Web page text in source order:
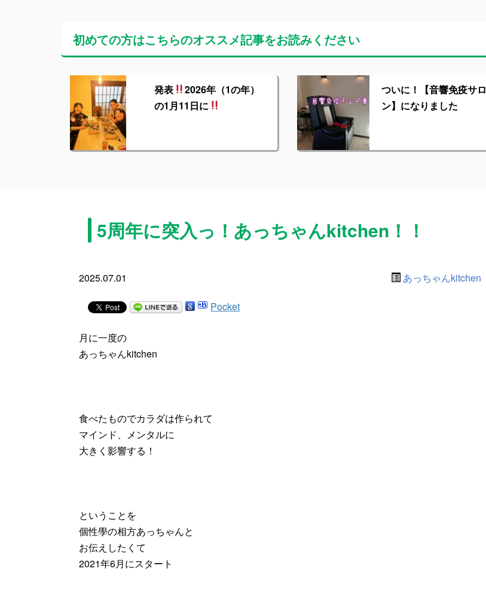
初めての方はこちらのオススメ記事をお読みください
発表
2026年（1の年）
の1月11日に
ついに！【音響免疫サロ
ン】になりました
5周年に突入っ！あっちゃんkitchen！！
2025.07.01 あっちゃんkitchen
Pocket
月に一度の
あっちゃんkitchen
食べたものでカラダは作られて
マインド、メンタルに
大きく影響する！
ということを
個性學の相方あっちゃんと
お伝えしたくて
2021年6月にスタート